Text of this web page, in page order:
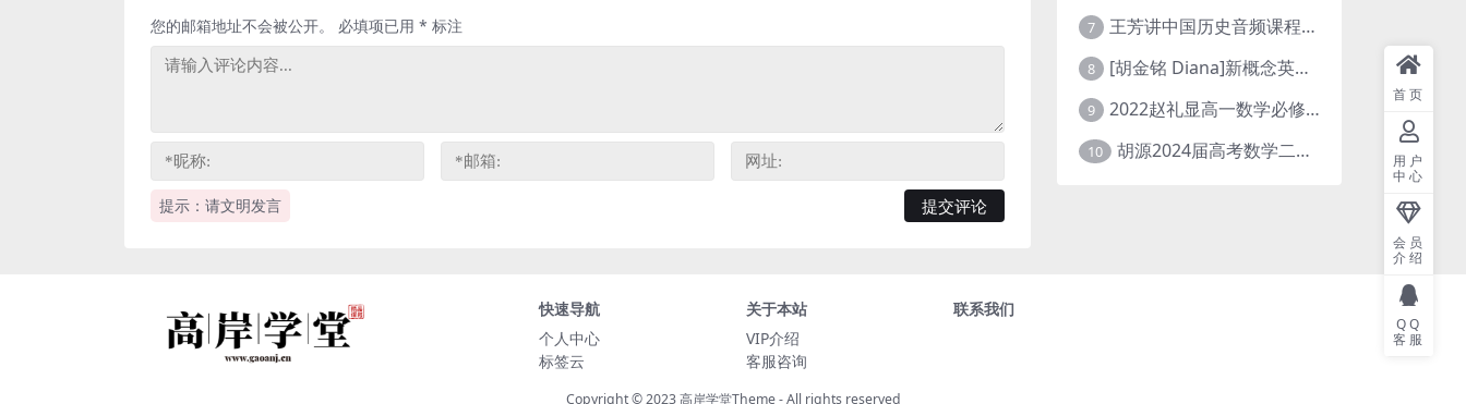
提示：请文明发言
您的邮箱地址不会被公开。 必填项已用 * 标注 7 王芳讲中国历史音频课程全集(上下五千年)
8 [胡金铭 Diana]新概念英语第1册教学视频课程(全集 百度网盘下载)
9 2022赵礼显高一数学必修一课程视频资源(秋季班 含讲义)百度网盘云
10 胡源2024届高考数学二轮寒假春季精讲 百度网盘分享
快速导航
个人中心
标签云
关于本站
VIP介绍
客服咨询
联系我们
Copyright © 2023高岸学堂Theme- All rights reserved
首页
用户
中心
会员
介绍
QQ
客服